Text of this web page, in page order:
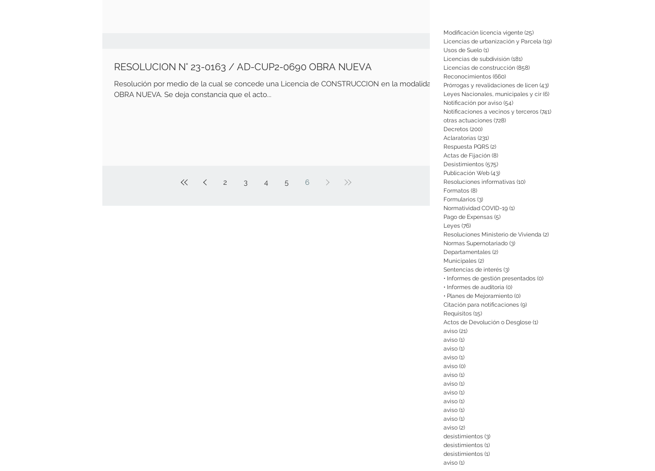
RESOLUCION N° 23-0163 / AD-CUP2-0690 OBRA NUEVA
Resolución por medio de la cual se concede una Licencia de CONSTRUCCION en la modalidad
OBRA NUEVA. Se deja constancia que el acto...
2 3 4 5 6
Modificación licencia vigente (25)
Licencias de urbanización y Parcela (19)
Usos de Suelo (1)
Licencias de subdivisión (181)
Licencias de construcción (858)
Reconocimientos (660)
Prórrogas y revalidaciones de licen (43)
Leyes Nacionales, municipales y cir (6)
Notificación por aviso (54)
Notificaciones a vecinos y terceros (741)
otras actuaciones (728)
Decretos (200)
Aclaratorias (231)
Respuesta PQRS (2)
Actas de Fijación (8)
Desistimientos (575)
Publicación Web (43)
Resoluciones informativas (10)
Formatos (8)
Formularios (3)
Normatividad COVID-19 (1)
Pago de Expensas (5)
Leyes (76)
Resoluciones Ministerio de Vivienda (2)
Normas Supernotariado (3)
Departamentales (2)
Municipales (2)
Sentencias de interés (3)
• Informes de gestión presentados (0)
• Informes de auditoría (0)
• Planes de Mejoramiento (0)
Citación para notificaciones (9)
Requisitos (15)
Actos de Devolución o Desglose (1)
aviso (21)
aviso (1)
aviso (1)
aviso (1)
aviso (0)
aviso (1)
aviso (1)
aviso (1)
aviso (1)
aviso (1)
aviso (1)
aviso (2)
desistimientos (3)
desistimientos (1)
desistimientos (1)
aviso (1)